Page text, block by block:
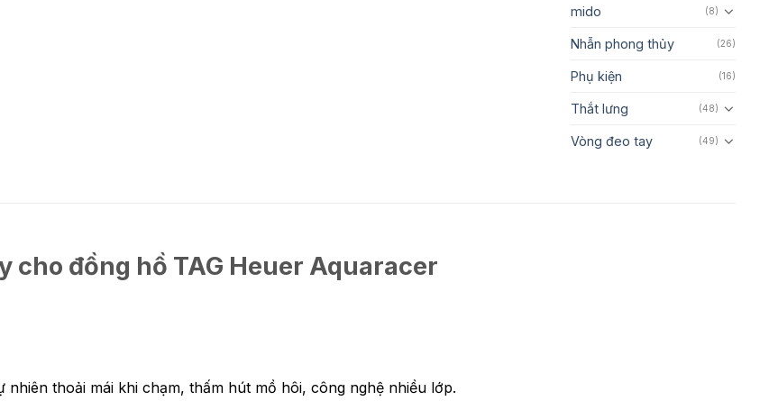
mido (8)
Nhẫn phong thủy (26)
Phụ kiện (16)
Thắt lưng (48)
Vòng đeo tay (49)
cho đồng hồ TAG Heuer Aquaracer
thoải mái khi chạm, thấm hút mồ hôi, công nghệ nhiều lớp.